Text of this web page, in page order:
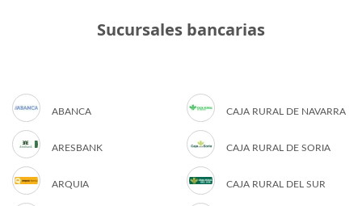
Sucursales bancarias
ABANCA
ARESBANK
ARQUIA
CAJA RURAL DE NAVARRA
CAJA RURAL DE SORIA
CAJA RURAL DEL SUR